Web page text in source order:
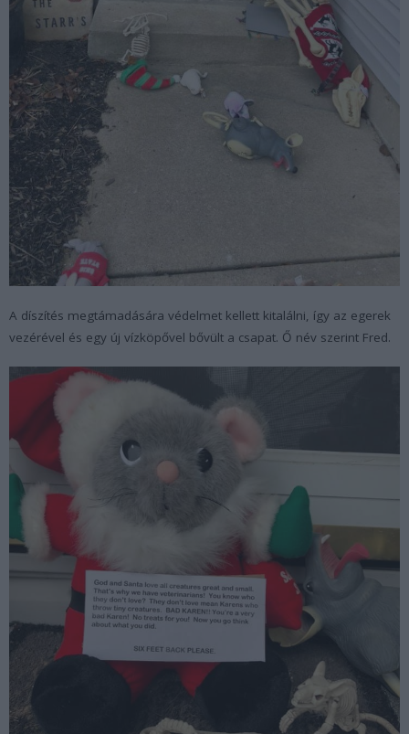
A díszítés megtámadására védelmet kellett kitalálni, így az egerek
vezérével és egy új vízköpővel bővült a csapat. Ő név szerint Fred.